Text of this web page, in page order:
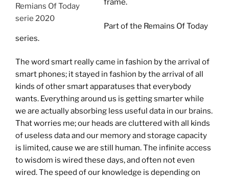
Remians Of Today
serie 2020
frame.
Part of the Remains Of Today
series.
The word smart really came in fashion by the arrival of
smart phones; it stayed in fashion by the arrival of all
kinds of other smart apparatuses that everybody
wants. Everything around us is getting smarter while
we are actually absorbing less useful data in our brains.
That worries me; our heads are cluttered with all kinds
of useless data and our memory and storage capacity
is limited, cause we are still human. The infinite access
to wisdom is wired these days, and often not even
wired. The speed of our knowledge is depending on